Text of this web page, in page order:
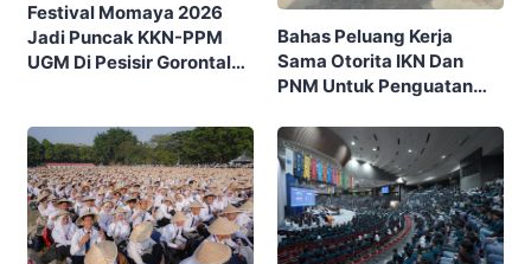
Festival Momaya 2026
Jadi Puncak KKN-PPM
UGM Di Pesisir Gorontalo,
Bahas Peluang Kerja
Sama Otorita IKN Dan
PNM Untuk Penguatan
Nusantara